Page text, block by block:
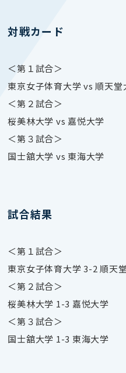
対戦カード
＜第１試合＞
東京女子体育大学 vs 順天堂
＜第２試合＞
桜美林大学 vs 嘉悦大学
＜第３試合＞
国士舘大学 vs 東海大学
試合結果
＜第１試合＞
東京女子体育大学 3-2 順天
＜第２試合＞
桜美林大学 1-3 嘉悦大学
＜第３試合＞
国士舘大学 1-3 東海大学